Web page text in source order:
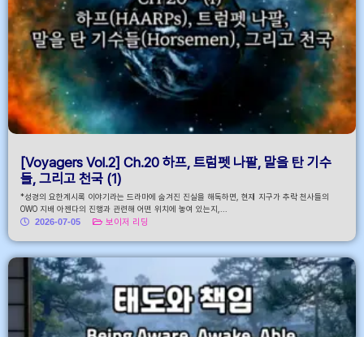
[Voyagers Vol.2] Ch.20 하프, 트럼펫 나팔, 말을 탄 기수
들, 그리고 천국 (1)
*성경의 요한계시록 이야기라는 드라마에 숨겨진 진실을 해독하면, 현재 지구가 추락 천사들의
OWO 지배 아젠다의 진행과 관련해 어떤 위치에 놓여 있는지,...
2026-07-05
보이저 리딩